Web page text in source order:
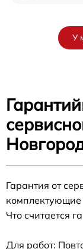
У
Гарантия от
Что считается
Для работ: